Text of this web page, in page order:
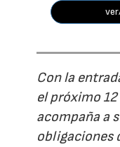
Con la
el próximo
acompaña a
obligaciones